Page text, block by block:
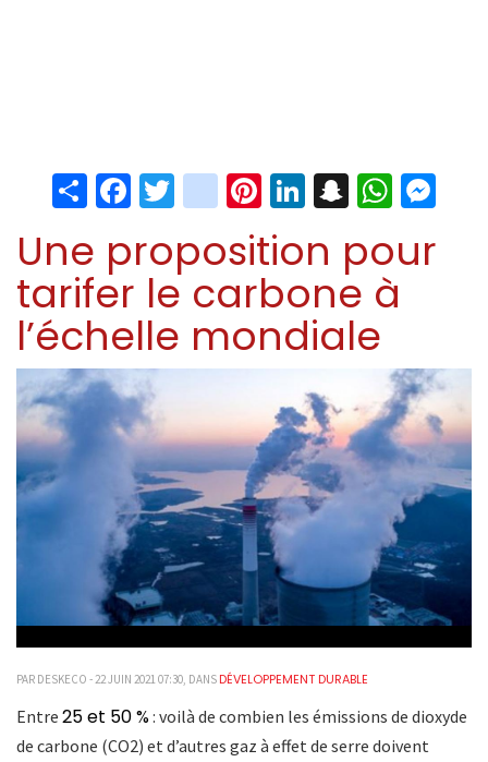
ShareFacebook
Twitter
instagram
Pinterest
LinkedIn
Snapchat
Une proposition pour
tarifer le carbone à
l’échelle mondiale
PAR DESKECO - 22 JUIN 2021 07:30, DANS DÉVELOPPEMENT DURABLE
Entre 25 et 50 %: voilà de combien les émissions de dioxyde
de carbone (CO2) et d’autres gaz à effet de serre doivent